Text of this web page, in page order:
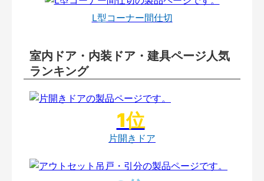
L型コーナー間仕切
室内ドア・内装ドア・建具ページ人気
ランキング
片開きドア